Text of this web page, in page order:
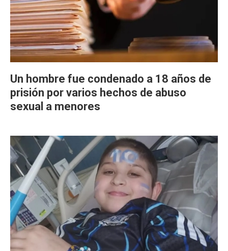
Un hombre fue condenado a 18 años de
prisión por varios hechos de abuso
sexual a menores